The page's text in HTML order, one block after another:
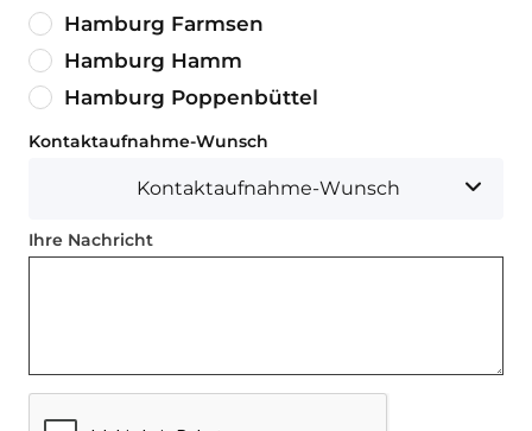
Hamburg Farmsen
Hamburg Hamm
Hamburg Poppenbüttel
Kontaktaufnahme-Wunsch
Kontaktaufnahme-Wunsch
Ihre Nachricht